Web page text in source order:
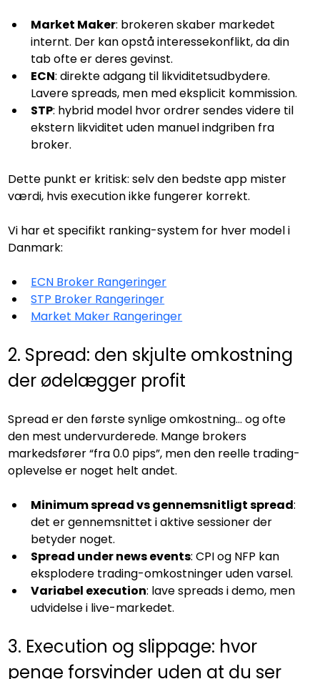
Market Maker: brokeren skaber markedet
internt. Der kan opstå interessekonflikt, da din
tab ofte er deres gevinst.
ECN: direkte adgang til likviditetsudbydere.
Lavere spreads, men med eksplicit kommission.
STP: hybrid model hvor ordrer sendes videre til
ekstern likviditet uden manuel indgriben fra
broker.
Dette punkt er kritisk: selv den bedste app mister
værdi, hvis execution ikke fungerer korrekt.
Vi har et specifikt ranking-system for hver model i
Danmark:
ECN Broker Rangeringer
STP Broker Rangeringer
Market Maker Rangeringer
2. Spread: den skjulte omkostning
der ødelægger profit
Spread er den første synlige omkostning… og ofte
den mest undervurderede. Mange brokers
markedsfører “fra 0.0 pips”, men den reelle trading-
oplevelse er noget helt andet.
Minimum spread vs gennemsnitligt spread:
det er gennemsnittet i aktive sessioner der
betyder noget.
Spread under news events: CPI og NFP kan
eksplodere trading-omkostninger uden varsel.
Variabel execution: lave spreads i demo, men
udvidelse i live-markedet.
3. Execution og slippage: hvor
penge forsvinder uden at du ser